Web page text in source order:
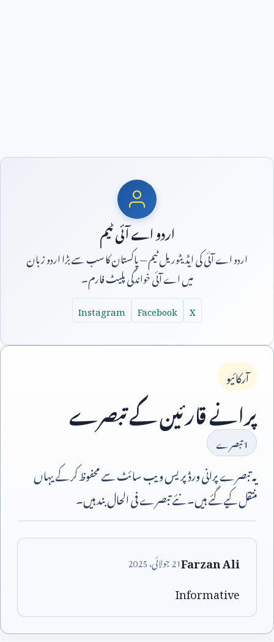
اردو اے آئی ٹیم
اردو اے آئی کی ایڈیٹوریل ٹیم — پاکستان کا سب سے بڑا اردو زبان
میں اے آئی خواندگی پلیٹ فارم۔
X
Facebook
Instagram
آرکائیو
پرانے قارئین کے تبصرے
1تبصرے
یہ تبصرے پرانی ورڈپریس ویب سائٹ سے محفوظ کر کے یہاں
منتقل کیے گئے ہیں۔ نئے تبصرے فی الحال بند ہیں۔
Farzan Ali
21جولائی،2025
Informative